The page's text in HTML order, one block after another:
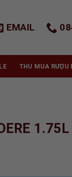
EMAIL
THU MUA RƯỢU
1.75L